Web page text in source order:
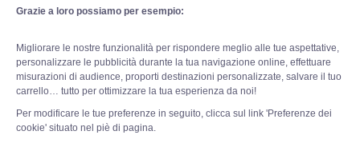
83310 GRIMAUD
+33 9 77 55 52 76
Come arrivare al campeggio
Contattaci